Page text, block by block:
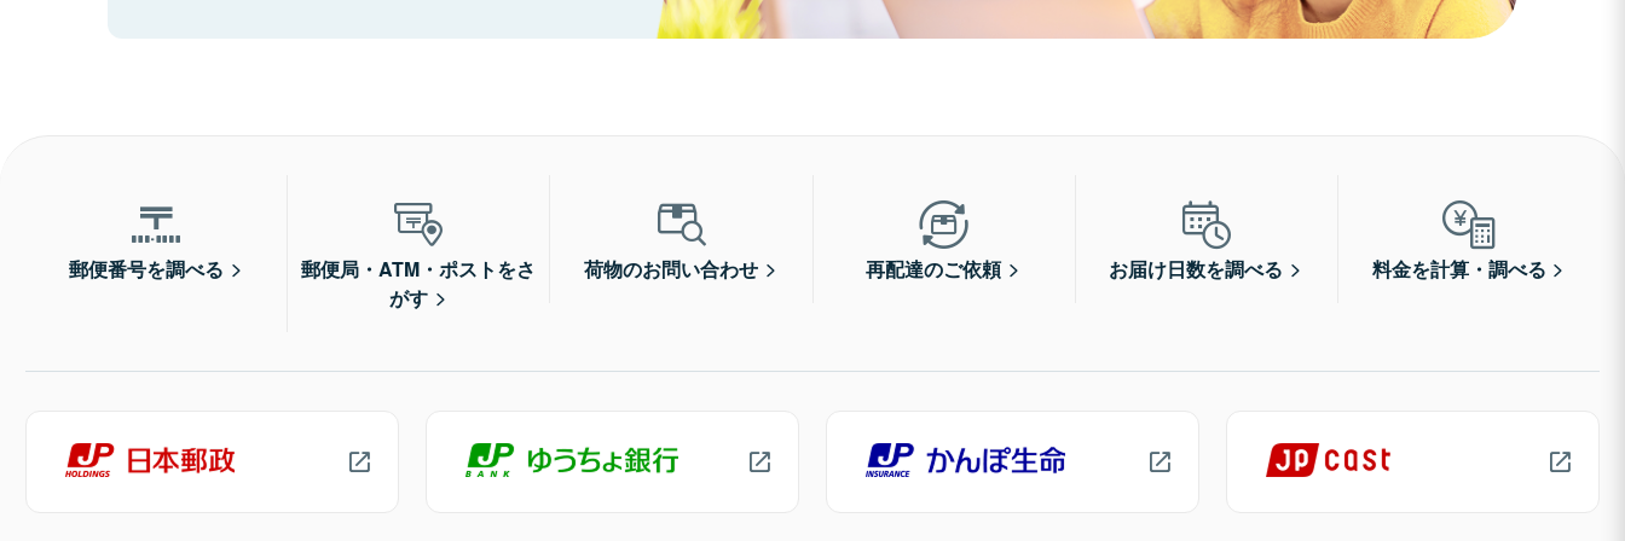
郵便番号を調べる
郵便局・ATM・ポストをさ
がす
荷物のお問い合わせ 再配達のご依頼 お届け日数を調べる 料金を計算・調べる